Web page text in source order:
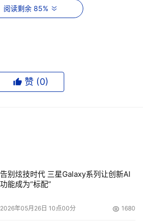
成熟，Linux服务器在高端行业站
中支撑起了关键应用；更多Linux桌
年中国Linux市场将以年均复合
长，到2010年达到5110万美元。
信息技术峰会上，现任英特尔公司
提升、功耗降低。
市场上的新技术强调高效、节能。
于高增长状态，尤其是亚太地区。预
阅读剩余 85%
赞 (0)
告别炫技时代 三星Galaxy系列让创新AI
功能成为“标配”
2026年05月26日 10点00分 1680